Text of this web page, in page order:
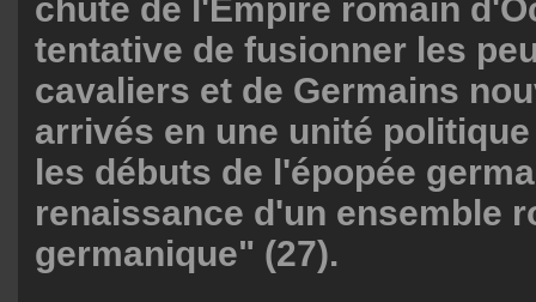
chute de l'Empire romain
tentative de fusionner les
cavaliers et de Germains
arrivés en une unité
les débuts de l'épopée
renaissance d'un ensemble
germanique" (27).